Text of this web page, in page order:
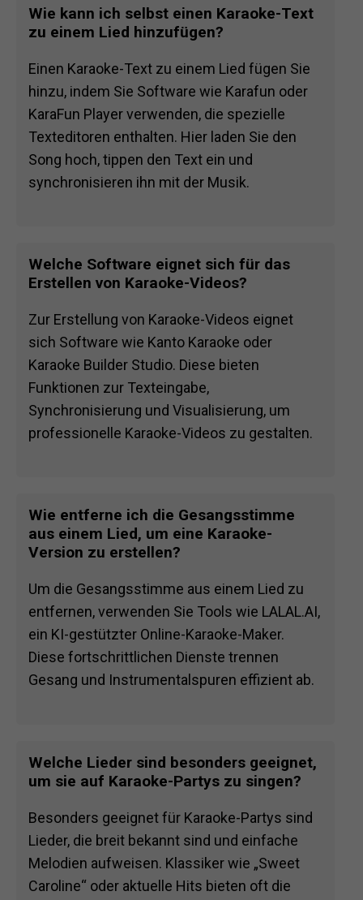
Wie kann ich selbst einen Karaoke-Text
zu einem Lied hinzufügen?
Einen Karaoke-Text zu einem Lied fügen Sie
hinzu, indem Sie Software wie Karafun oder
KaraFun Player verwenden, die spezielle
Texteditoren enthalten. Hier laden Sie den
Song hoch, tippen den Text ein und
synchronisieren ihn mit der Musik.
Welche Software eignet sich für das
Erstellen von Karaoke-Videos?
Zur Erstellung von Karaoke-Videos eignet
sich Software wie Kanto Karaoke oder
Karaoke Builder Studio. Diese bieten
Funktionen zur Texteingabe,
Synchronisierung und Visualisierung, um
professionelle Karaoke-Videos zu gestalten.
Wie entferne ich die Gesangsstimme
aus einem Lied, um eine Karaoke-
Version zu erstellen?
Um die Gesangsstimme aus einem Lied zu
entfernen, verwenden Sie Tools wie LALAL.AI,
ein KI-gestützter Online-Karaoke-Maker.
Diese fortschrittlichen Dienste trennen
Gesang und Instrumentalspuren effizient ab.
Welche Lieder sind besonders geeignet,
um sie auf Karaoke-Partys zu singen?
Besonders geeignet für Karaoke-Partys sind
Lieder, die breit bekannt sind und einfache
Melodien aufweisen. Klassiker wie „Sweet
Caroline“ oder aktuelle Hits bieten oft die